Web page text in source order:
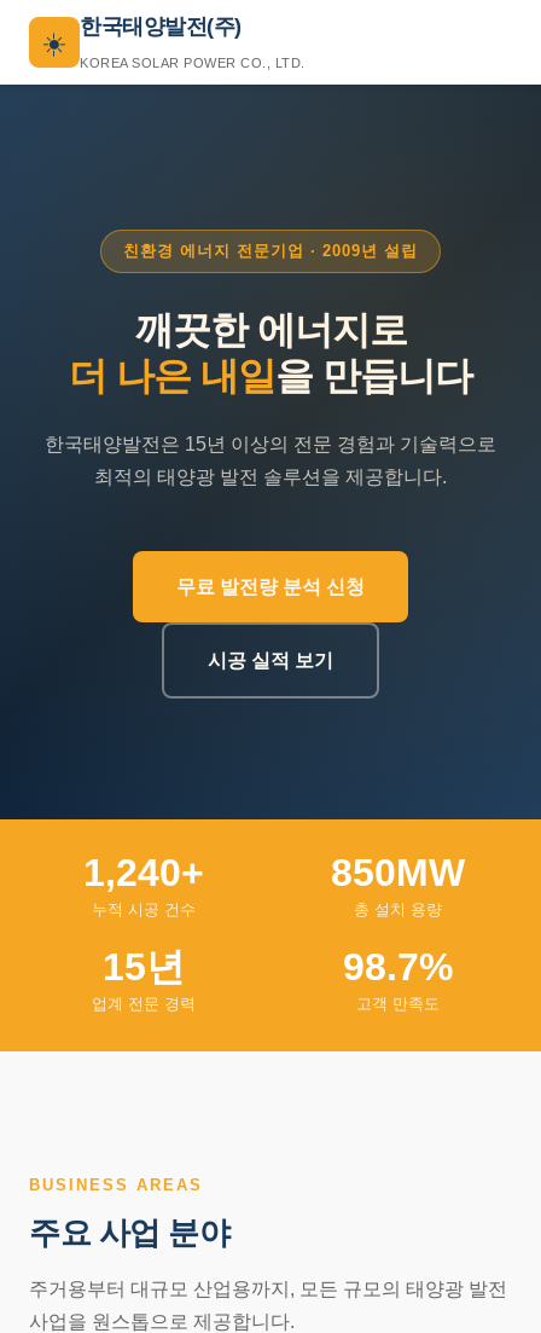
☀️
한국태양발전(주)
KOREA SOLAR POWER CO., LTD.
친환경 에너지 전문기업 · 2009년 설립
깨끗한 에너지로
더 나은 내일 을 만듭니다
한국태양발전은 15년 이상의 전문 경험과 기술력으로
최적의 태양광 발전 솔루션을 제공합니다.
무료 발전량 분석 신청
시공 실적 보기
1,240+
누적 시공 건수
850MW
총 설치 용량
15년
업계 전문 경력
98.7%
고객 만족도
BUSINESS AREAS
주요 사업 분야
주거용부터 대규모 산업용까지, 모든 규모의 태양광 발전
사업을 원스톱으로 제공합니다.